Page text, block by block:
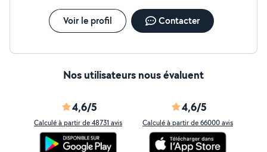
Voir le profil Contacter
Nos utilisateurs nous évaluent
4,6/5
Calculé à partir de 48731 avis
4,6/5
Calculé à partir de 66000 avis